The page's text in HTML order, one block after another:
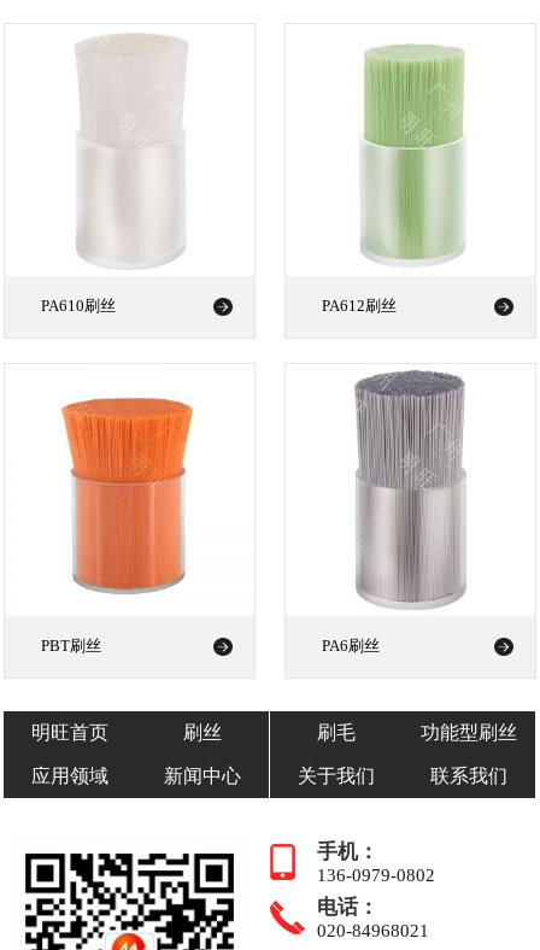
PA610刷丝 PA612刷丝
PBT刷丝 PA6刷丝
明旺首页 刷丝 刷毛 功能型刷丝
应用领域 新闻中心 关于我们 联系我们
手机：
136-0979-0802
电话：
020-84968021